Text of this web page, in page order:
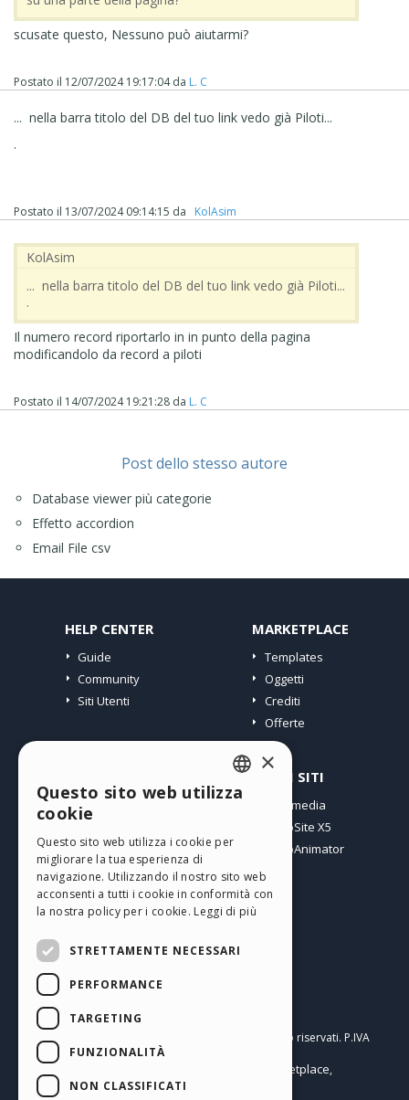
scusate questo, Nessuno può aiutarmi?
Postato il 12/07/2024 19:17:04da L. C
... nella barra titolo del DB del tuo link vedo già Piloti...
.
Postato il 13/07/2024 09:14:15 da ‪ KolAsim ‪ ‪
‪ KolAsim ‪ ‪
... nella barra titolo del DB del tuo link vedo già Piloti...
.
Il numero record riportarlo in in punto della pagina
modificandolo da record a piloti
Postato il 14/07/2024 19:21:28 da L. C
Post dello stesso autore
Database viewer più categorie
Effetto accordion
Email File csv
HELP CENTER
Guide
Community
Siti Utenti
MARKETPLACE
Templates
Oggetti
Crediti
Offerte
I miei post
I miei Download
Spazio Web
I miei Crediti
ALTRI SITI
Incomedia
WebSite X5
WebAnimator
Italiano
Copyright © 2026
Tutti i diritti sono riservati. P.IVA
IT07514640015
Help Center / Marketplace,
Templates,Objects|Privacy Policy
ENGLISH
SPANISH
PORTUGUESE
POLISH
×
Questo sito web utilizza
cookie
Questo sito web utilizza i cookie per
migliorare la tua esperienza di
navigazione. Utilizzando il nostro sito web
acconsenti a tutti i cookie in conformità con
la nostra policy per i cookie. Leggi di più
STRETTAMENTE NECESSARI
PERFORMANCE
TARGETING
FUNZIONALITÀ
NON CLASSIFICATI